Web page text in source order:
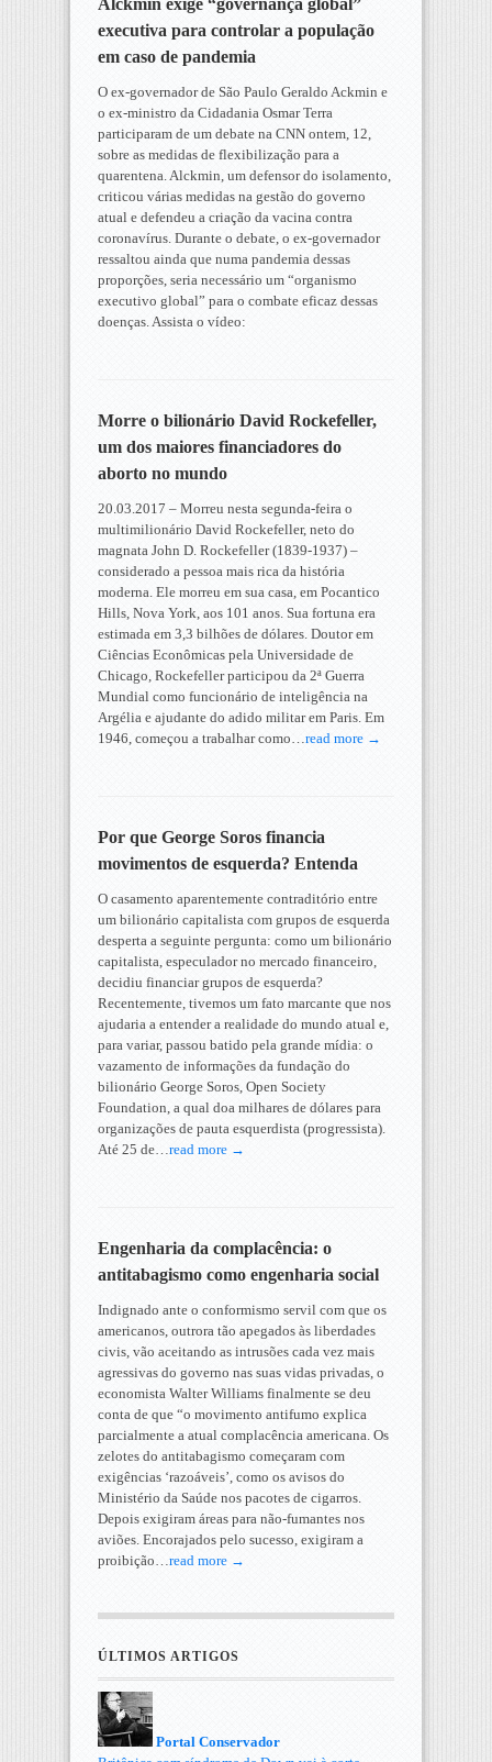
Alckmin exige “governança global”
executiva para controlar a população
em caso de pandemia
O ex-governador de São Paulo Geraldo Ackmin e
o ex-ministro da Cidadania Osmar Terra
participaram de um debate na CNN ontem, 12,
sobre as medidas de flexibilização para a
quarentena. Alckmin, um defensor do isolamento,
criticou várias medidas na gestão do governo
atual e defendeu a criação da vacina contra
coronavírus. Durante o debate, o ex-governador
ressaltou ainda que numa pandemia dessas
proporções, seria necessário um “organismo
executivo global” para o combate eficaz dessas
doenças. Assista o vídeo:
Morre o bilionário David Rockefeller,
um dos maiores financiadores do
aborto no mundo
20.03.2017 – Morreu nesta segunda-feira o
multimilionário David Rockefeller, neto do
magnata John D. Rockefeller (1839-1937) –
considerado a pessoa mais rica da história
moderna. Ele morreu em sua casa, em Pocantico
Hills, Nova York, aos 101 anos. Sua fortuna era
estimada em 3,3 bilhões de dólares. Doutor em
Ciências Econômicas pela Universidade de
Chicago, Rockefeller participou da 2ª Guerra
Mundial como funcionário de inteligência na
Argélia e ajudante do adido militar em Paris. Em
1946, começou a trabalhar como…read more →
Por que George Soros financia
movimentos de esquerda? Entenda
O casamento aparentemente contraditório entre
um bilionário capitalista com grupos de esquerda
desperta a seguinte pergunta: como um bilionário
capitalista, especulador no mercado financeiro,
decidiu financiar grupos de esquerda?
Recentemente, tivemos um fato marcante que nos
ajudaria a entender a realidade do mundo atual e,
para variar, passou batido pela grande mídia: o
vazamento de informações da fundação do
bilionário George Soros, Open Society
Foundation, a qual doa milhares de dólares para
organizações de pauta esquerdista (progressista).
Até 25 de…read more →
Engenharia da complacência: o
antitabagismo como engenharia social
Indignado ante o conformismo servil com que os
americanos, outrora tão apegados às liberdades
civis, vão aceitando as intrusões cada vez mais
agressivas do governo nas suas vidas privadas, o
economista Walter Williams finalmente se deu
conta de que “o movimento antifumo explica
parcialmente a atual complacência americana. Os
zelotes do antitabagismo começaram com
exigências ‘razoáveis’, como os avisos do
Ministério da Saúde nos pacotes de cigarros.
Depois exigiram áreas para não-fumantes nos
aviões. Encorajados pelo sucesso, exigiram a
proibição…read more →
ÚLTIMOS ARTIGOS
Portal Conservador